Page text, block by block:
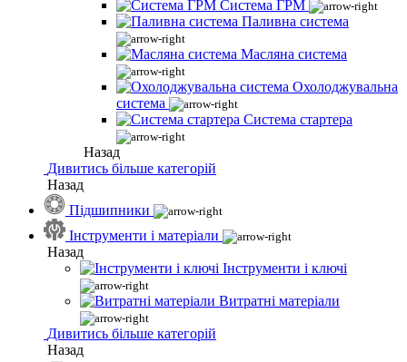
Система ГРМ
Паливна система
Масляна система
Охолоджувальна
система
Система стартера
Назад
Дивитись більше категорій
Назад
Підшипники
Інструменти і матеріали
Назад
Інструменти і ключі
Витратні матеріали
Дивитись більше категорій
Назад